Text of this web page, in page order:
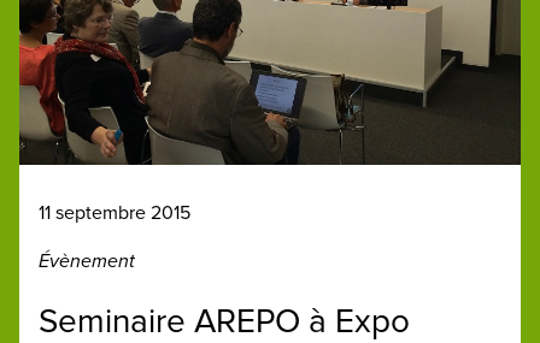
11 septembre 2015
Évènement
Seminaire AREPO à Expo